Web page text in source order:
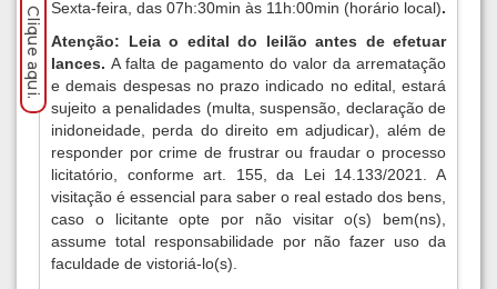
Sexta-feira, das 07h:30min às 11h:00min (horário local).
Atenção: Leia o edital do leilão antes de efetuar
lances. A falta de pagamento do valor da arrematação
e demais despesas no prazo indicado no edital, estará
sujeito a penalidades (multa, suspensão, declaração de
inidoneidade, perda do direito em adjudicar), além de
responder por crime de frustrar ou fraudar o processo
licitatório, conforme art. 155, da Lei 14.133/2021. A
visitação é essencial para saber o real estado dos bens,
caso o licitante opte por não visitar o(s) bem(ns),
assume total responsabilidade por não fazer uso da
faculdade de vistoriá-lo(s).